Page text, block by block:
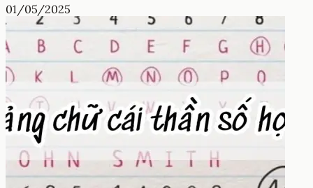
01/05/2025